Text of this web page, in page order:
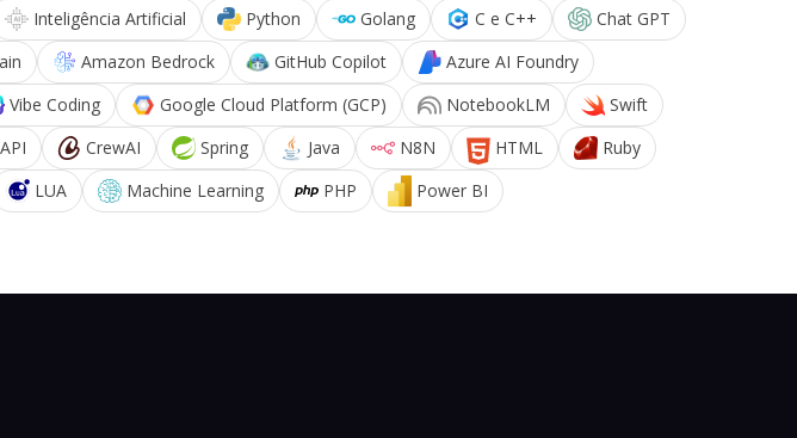
Inteligência Artificial Python Golang C e C++
Chat GPT
Amazon Bedrock GitHub Copilot
Azure AI Foundry
Vibe Coding Google Cloud Platform (GCP) NotebookLM
Swift
CrewAI Spring Java N8N HTML
Ruby
LUA Machine Learning PHP
Power BI